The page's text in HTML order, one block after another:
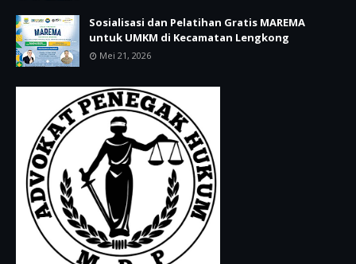
Sosialisasi dan Pelatihan Gratis MAREMA
untuk UMKM di Kecamatan Lengkong
Mei 21, 2026